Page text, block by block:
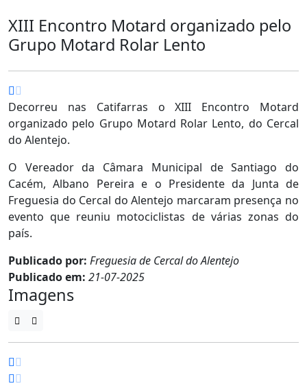
XIII Encontro Motard organizado pelo
Grupo Motard Rolar Lento
Decorreu nas Catifarras o XIII Encontro Motard
organizado pelo Grupo Motard Rolar Lento, do Cercal
do Alentejo.
O Vereador da Câmara Municipal de Santiago do
Cacém, Albano Pereira e o Presidente da Junta de
Freguesia do Cercal do Alentejo marcaram presença no
evento que reuniu motociclistas de várias zonas do
país.
Publicado por: Freguesia de Cercal do Alentejo
Publicado em: 21-07-2025
Imagens